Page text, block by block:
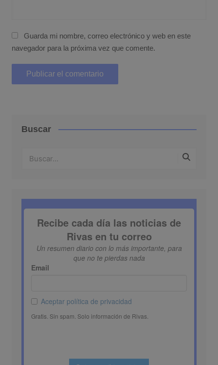
Guarda mi nombre, correo electrónico y web en este
navegador para la próxima vez que comente.
Buscar